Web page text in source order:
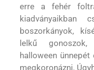
erre a fehér
kiadványaikban
boszorkányok,
lelkű
halloween ünnepét
megkoronázni.